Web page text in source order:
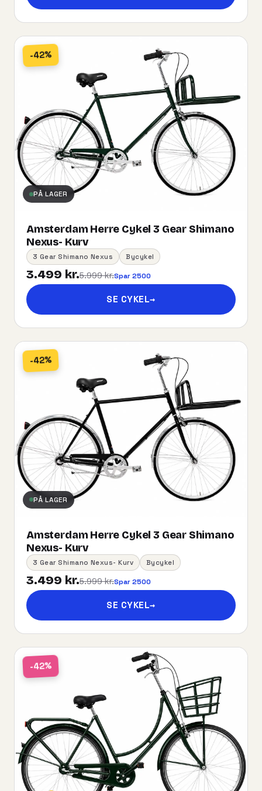
-42%
PÅ LAGER
Amsterdam Herre Cykel 3 Gear Shimano
Nexus- Kurv
3 Gear Shimano Nexus Bycykel
3.499 kr.5.999 kr.Spar 2500
SE CYKEL→
-42%
PÅ LAGER
Amsterdam Herre Cykel 3 Gear Shimano
Nexus- Kurv
3 Gear Shimano Nexus- Kurv Bycykel
3.499 kr.5.999 kr.Spar 2500
SE CYKEL→
-42%